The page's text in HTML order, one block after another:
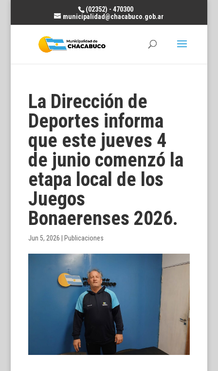
(02352) - 470300
municipalidad@chacabuco.gob.ar
La Dirección de
Deportes informa
que este jueves 4
de junio comenzó la
etapa local de los
Juegos
Bonaerenses 2026.
Jun 5, 2026 Publicaciones